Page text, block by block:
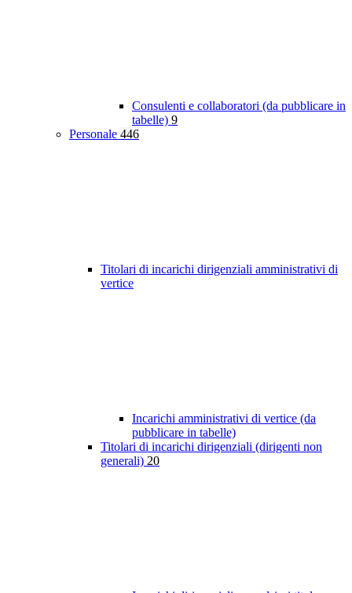
Consulenti e collaboratori (da pubblicare in
tabelle) 9
Personale 446
Titolari di incarichi dirigenziali amministrativi di
vertice
Incarichi amministrativi di vertice (da
pubblicare in tabelle)
Titolari di incarichi dirigenziali (dirigenti non
generali) 20